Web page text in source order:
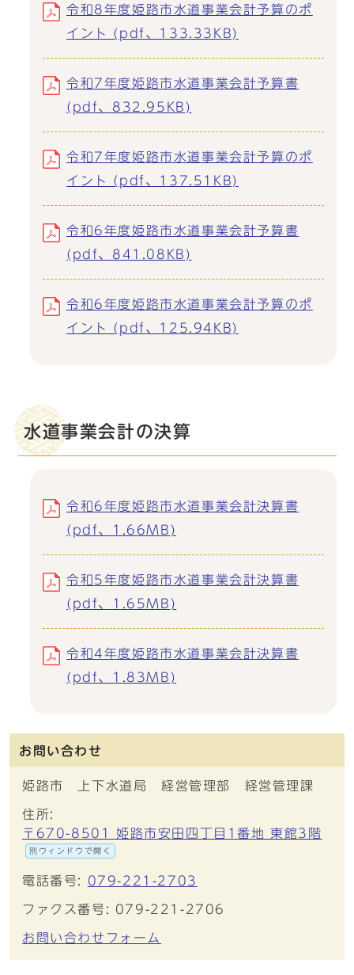
令和8年度姫路市水道事業会計予算のポ
イント (pdf、133.33KB)
令和7年度姫路市水道事業会計予算書
(pdf、832.95KB)
令和7年度姫路市水道事業会計予算のポ
イント (pdf、137.51KB)
令和6年度姫路市水道事業会計予算書
(pdf、841.08KB)
令和6年度姫路市水道事業会計予算のポ
イント (pdf、125.94KB)
水道事業会計の決算
令和6年度姫路市水道事業会計決算書
(pdf、1.66MB)
令和5年度姫路市水道事業会計決算書
(pdf、1.65MB)
令和4年度姫路市水道事業会計決算書
(pdf、1.83MB)
お問い合わせ
姫路市 上下水道局 経営管理部 経営管理課
住所:
〒670-8501 姫路市安田四丁目1番地 東館3階
別ウィンドウで開く
電話番号: 079-221-2703
ファクス番号: 079-221-2706
お問い合わせフォーム